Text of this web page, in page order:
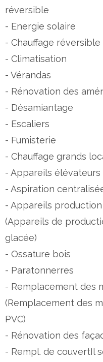
réversible
- Energie solaire
- Chauffage
- Climatisation
- Vérandas
- Rénovation des
- Désamiantage
- Escaliers
- Fumisterie
- Chauffage grands
- Appareils élévateurs
- Aspiration
- Appareils
(Appareils de
glacée)
- Ossature bois
- Paratonnerres
- Remplacement des
(Remplacement des
PVC)
- Rénovation des
- Rempl. de couvertIl